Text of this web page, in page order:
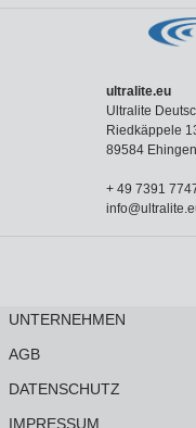
ultralite.eu
Ultralite
Riedkäppele
89584 Ehingen
+ 49 7391
UNTERNEHMEN
AGB
DATENSCHUTZ
IMPRESSUM